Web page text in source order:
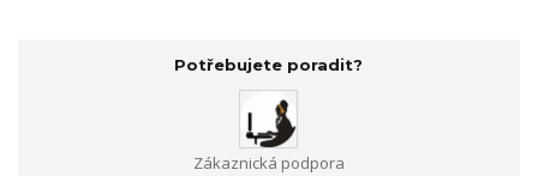
Potřebujete poradit?
Zákaznická podpora